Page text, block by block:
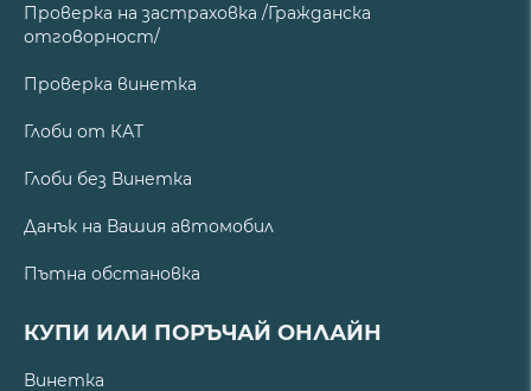
Проверка на застраховка /Гражданска
отговорност/
Проверка винетка
Глоби от КАТ
Глоби без Винетка
Данък на Вашия автомобил
Пътна обстановка
КУПИ ИЛИ ПОРЪЧАЙ ОНЛАЙН
Винетка